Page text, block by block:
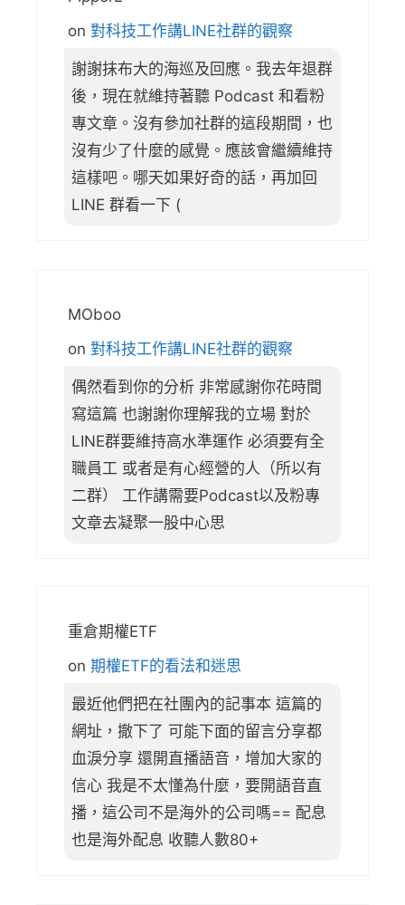
on 對科技工作講LINE社群的觀察
謝謝抹布大的海巡及回應。我去年退群
後，現在就維持著聽 Podcast 和看粉
專文章。沒有參加社群的這段期間，也
沒有少了什麼的感覺。應該會繼續維持
這樣吧。哪天如果好奇的話，再加回
LINE 群看一下 (
MOboo
on 對科技工作講LINE社群的觀察
偶然看到你的分析 非常感謝你花時間
寫這篇 也謝謝你理解我的立場 對於
LINE群要維持高水準運作 必須要有全
職員工 或者是有心經營的人（所以有
二群） 工作講需要Podcast以及粉專
文章去凝聚一股中心思
重倉期權ETF
on 期權ETF的看法和迷思
最近他們把在社團內的記事本 這篇的
網址，撤下了 可能下面的留言分享都
血淚分享 還開直播語音，增加大家的
信心 我是不太懂為什麼，要開語音直
播，這公司不是海外的公司嗎== 配息
也是海外配息 收聽人數80+